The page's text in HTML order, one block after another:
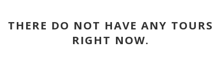
THERE DO NOT HAVE ANY TOURS
RIGHT NOW.